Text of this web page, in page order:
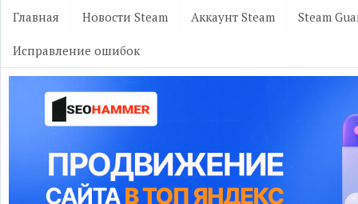
Главная Новости Steam Аккаунт Steam Steam
Исправление ошибок